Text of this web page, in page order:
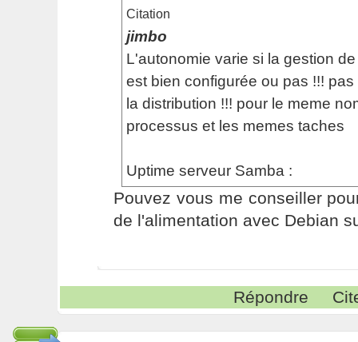
Citation
jimbo
L'autonomie varie si la gestion
est bien configurée ou pas !!!
la distribution !!! pour le meme
processus et les memes taches
Uptime serveur Samba :
Pouvez vous me conseiller
de l'alimentation avec Debian
Répondre